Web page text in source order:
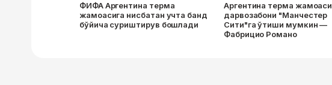
ФИФА Аргентина терма
жамоасига нисбатан учта банд
бўйича суриштирув бошлади
Аргентина терма жамоаси
дарвозабони "Манчестер
Сити"га ўтиши мумкин —
Фабрицио Романо